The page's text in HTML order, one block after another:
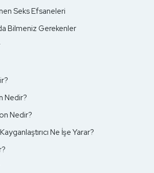
Seks Efsaneleri
Bilmeniz Gerekenler
Nedir?
Nedir?
Ne İşe Yarar?